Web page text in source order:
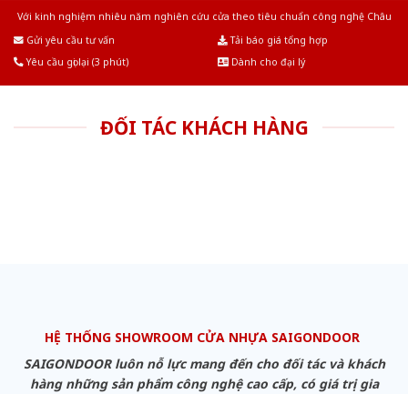
Với kinh nghiệm nhiêu năm nghiên cứu cửa theo tiêu chuẩn công nghệ Châu
Gửi yêu cầu tư vấn
Tải báo giá tổng hợp
Yêu cầu gọi lại (3 phút)
Dành cho đại lý
ĐỐI TÁC KHÁCH HÀNG
HỆ THỐNG SHOWROOM CỬA NHỰA SAIGONDOOR
SAIGONDOOR luôn nỗ lực mang đến cho đối tác và khách
hàng những sản phẩm công nghệ cao cấp, có giá trị gia